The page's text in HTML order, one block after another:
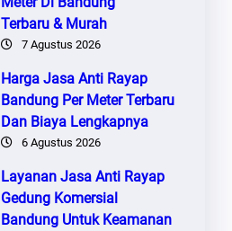
Terbaru & Murah
7 Agustus 2026
Harga Jasa Anti Rayap
Bandung Per Meter Terbaru
Dan Biaya Lengkapnya
6 Agustus 2026
Layanan Jasa Anti Rayap
Gedung Komersial
Bandung Untuk Keamanan